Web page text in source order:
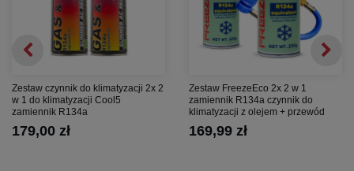
Zestaw czynnik do klimatyzacji 2x 2
w 1 do klimatyzacji Cool5
zamiennik R134a
179,00 zł
Zestaw FreezeEco 2x 2 w 1
zamiennik R134a czynnik do
klimatyzacji z olejem + przewód
169,99 zł